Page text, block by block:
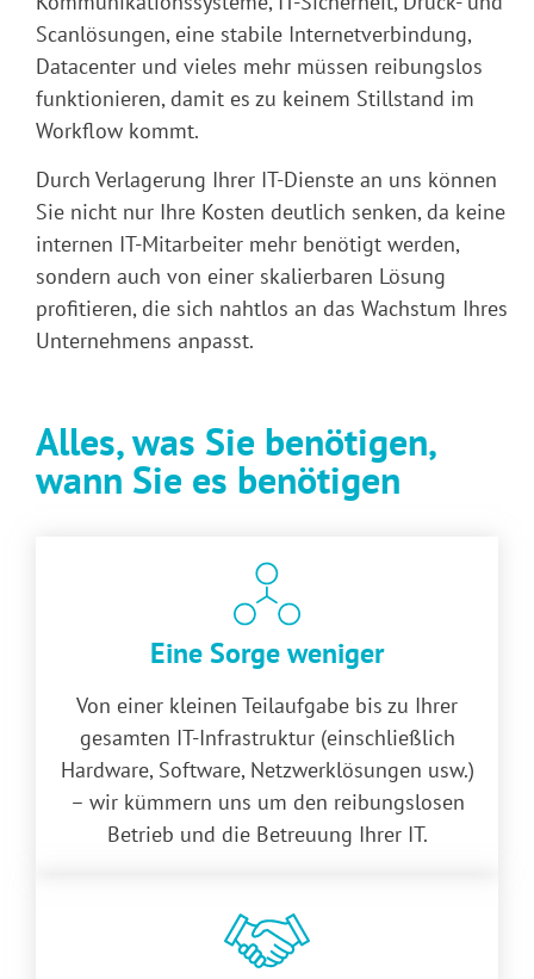
Scanlösungen, eine stabile Internet­verbindung,
Datacenter und vieles mehr müssen reibungslos
funk­tionieren, damit es zu keinem Stillstand im
Workflow kommt.
Durch Verlagerung Ihrer IT-Dienste an uns können
Sie nicht nur Ihre Kosten deutlich senken, da keine
internen IT-Mitarbeiter mehr benötigt werden,
sondern auch von einer skalierbaren Lösung
profitieren, die sich nahtlos an das Wachstum Ihres
Unternehmens anpasst.
Alles, was Sie benötigen,
wann Sie es benötigen
Eine Sorge weniger
Von einer kleinen Teilaufgabe bis zu Ihrer
gesamten IT-Infrastruktur (einschließlich
Hardware, Software, Netzwerk­lösungen usw.)
– wir kümmern uns um den reibungslosen
Betrieb und die Betreuung Ihrer IT.